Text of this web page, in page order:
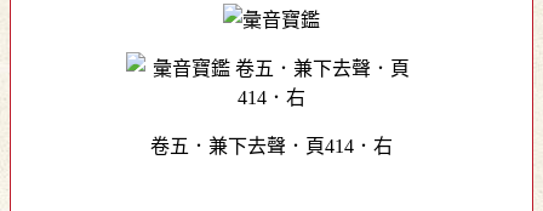
卷五．兼下去聲．頁414．右